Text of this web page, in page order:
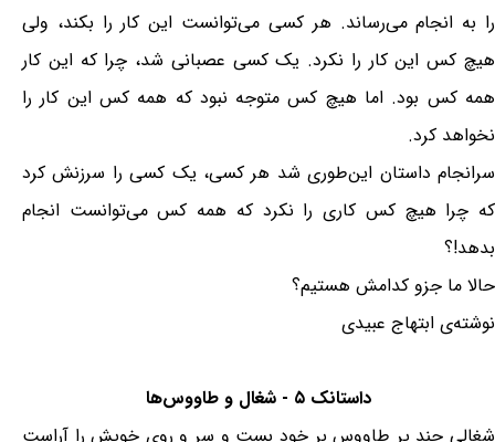
را به انجام می‌رساند. هر کسی می‌توانست این کار را بکند، ولی
هیچ کس این کار را نکرد. یک کسی عصبانی شد، چرا که این کار
همه کس بود. اما هیچ کس متوجه نبود که همه کس این کار را
نخواهد کرد.
سرانجام داستان این‌طوری شد هر کسی، یک کسی را سرزنش کرد
که چرا هیچ کس کاری را نکرد که همه کس می‌توانست انجام
بدهد!؟
حالا ما جزو کدامش هستیم؟
نوشته‌ی ابتهاج عبیدی
داستانک ۵ - شغال و طاووس‌ها
شغالى چند پر طاووس بر خود بست و سر و روى خویش را آراست